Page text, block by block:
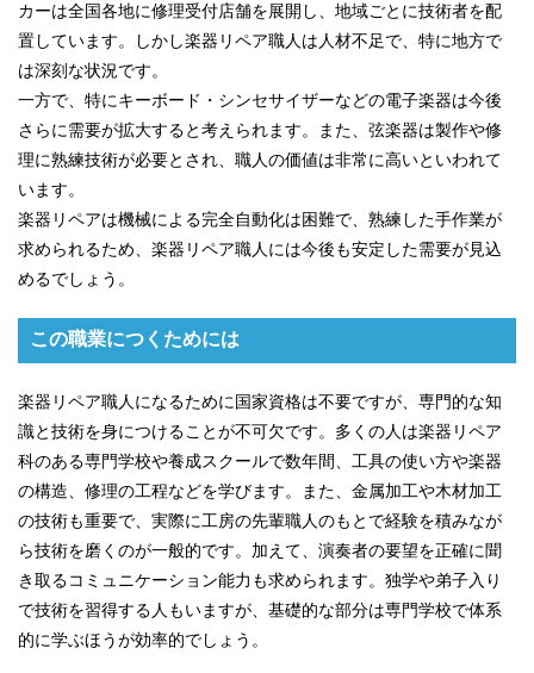
カーは全国各地に修理受付店舗を展開し、地域ごとに技術者を配
置しています。しかし楽器リペア職人は人材不足で、特に地方で
は深刻な状況です。
一方で、特にキーボード・シンセサイザーなどの電子楽器は今後
さらに需要が拡大すると考えられます。また、弦楽器は製作や修
理に熟練技術が必要とされ、職人の価値は非常に高いといわれて
います。
楽器リペアは機械による完全自動化は困難で、熟練した手作業が
求められるため、楽器リペア職人には今後も安定した需要が見込
めるでしょう。
この職業につくためには
楽器リペア職人になるために国家資格は不要ですが、専門的な知
識と技術を身につけることが不可欠です。多くの人は楽器リペア
科のある専門学校や養成スクールで数年間、工具の使い方や楽器
の構造、修理の工程などを学びます。また、金属加工や木材加工
の技術も重要で、実際に工房の先輩職人のもとで経験を積みなが
ら技術を磨くのが一般的です。加えて、演奏者の要望を正確に聞
き取るコミュニケーション能力も求められます。独学や弟子入り
で技術を習得する人もいますが、基礎的な部分は専門学校で体系
的に学ぶほうが効率的でしょう。